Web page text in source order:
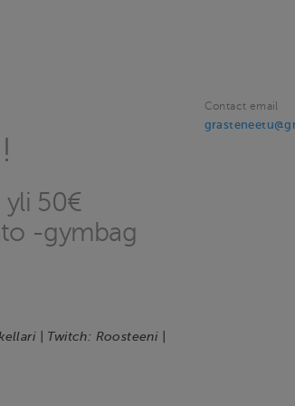
yli 50€
-gymbag
| Twitch: Roosteeni |
Contact email